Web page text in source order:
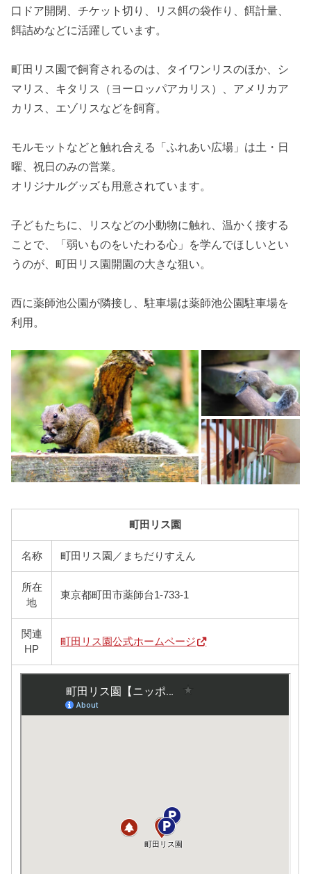
口ドア開閉、チケット切り、リス餌の袋作り、餌計量、
餌詰めなどに活躍しています。
町田リス園で飼育されるのは、タイワンリスのほか、シ
マリス、キタリス（ヨーロッパアカリス）、アメリカア
カリス、エゾリスなどを飼育。
モルモットなどと触れ合える「ふれあい広場」は土・日
曜、祝日のみの営業。
オリジナルグッズも用意されています。
子どもたちに、リスなどの小動物に触れ、温かく接する
ことで、「弱いものをいたわる心」を学んでほしいとい
うのが、町田リス園開園の大きな狙い。
西に薬師池公園が隣接し、駐車場は薬師池公園駐車場を
利用。
町田リス園
名称 町田リス園／まちだりすえん
所在
地
東京都町田市薬師台1-733-1
関連
HP
町田リス園公式ホームページ